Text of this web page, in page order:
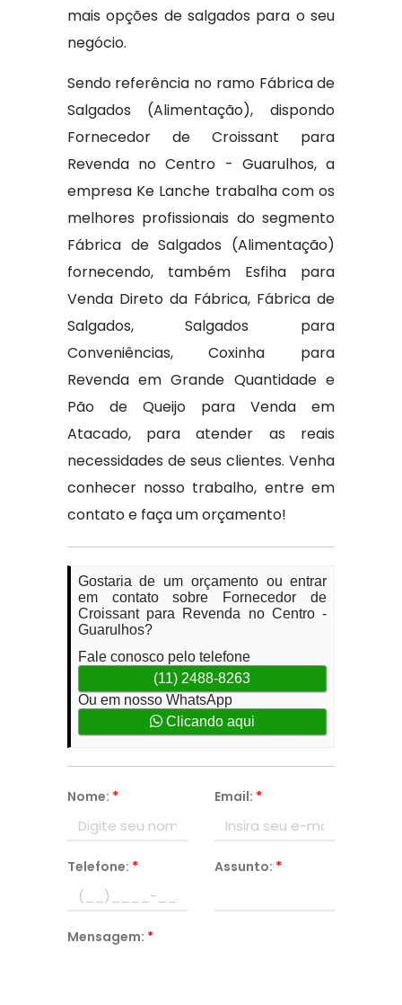
mais opções de salgados para o seu
negócio.
Sendo referência no ramo Fábrica de
Salgados (Alimentação), dispondo
Fornecedor de Croissant para
Revenda no Centro - Guarulhos, a
empresa Ke Lanche trabalha com os
melhores profissionais do segmento
Fábrica de Salgados (Alimentação)
fornecendo, também Esfiha para
Venda Direto da Fábrica, Fábrica de
Salgados, Salgados para
Conveniências, Coxinha para
Revenda em Grande Quantidade e
Pão de Queijo para Venda em
Atacado, para atender as reais
necessidades de seus clientes. Venha
conhecer nosso trabalho, entre em
contato e faça um orçamento!
Gostaria de um orçamento ou entrar
em contato sobre Fornecedor de
Croissant para Revenda no Centro -
Guarulhos?
Fale conosco pelo telefone
(11) 2488-8263
Ou em nosso WhatsApp
Clicando aqui
Nome: * Email: *
Telefone: * Assunto: *
Mensagem: *